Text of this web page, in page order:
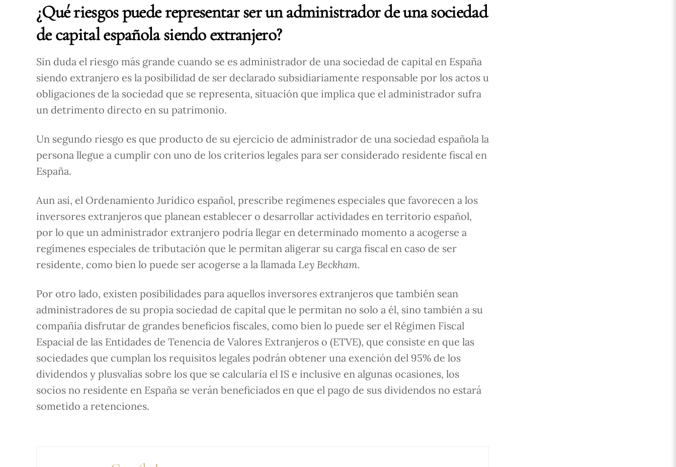
¿Qué riesgos puede representar ser un administrador de una sociedad
de capital española siendo extranjero?
Sin duda el riesgo más grande cuando se es administrador de una sociedad de capital en España
siendo extranjero es la posibilidad de ser declarado subsidiariamente responsable por los actos u
obligaciones de la sociedad que se representa, situación que implica que el administrador sufra
un detrimento directo en su patrimonio.
Un segundo riesgo es que producto de su ejercicio de administrador de una sociedad española la
persona llegue a cumplir con uno de los criterios legales para ser considerado residente fiscal en
España.
Aun así, el Ordenamiento Jurídico español, prescribe regímenes especiales que favorecen a los
inversores extranjeros que planean establecer o desarrollar actividades en territorio español,
por lo que un administrador extranjero podría llegar en determinado momento a acogerse a
regímenes especiales de tributación que le permitan aligerar su carga fiscal en caso de ser
residente, como bien lo puede ser acogerse a la llamada Ley Beckham.
Por otro lado, existen posibilidades para aquellos inversores extranjeros que también sean
administradores de su propia sociedad de capital que le permitan no solo a él, sino también a su
compañía disfrutar de grandes beneficios fiscales, como bien lo puede ser el Régimen Fiscal
Espacial de las Entidades de Tenencia de Valores Extranjeros o (ETVE), que consiste en que las
sociedades que cumplan los requisitos legales podrán obtener una exención del 95% de los
dividendos y plusvalías sobre los que se calcularía el IS e inclusive en algunas ocasiones, los
socios no residente en España se verán beneficiados en que el pago de sus dividendos no estará
sometido a retenciones.